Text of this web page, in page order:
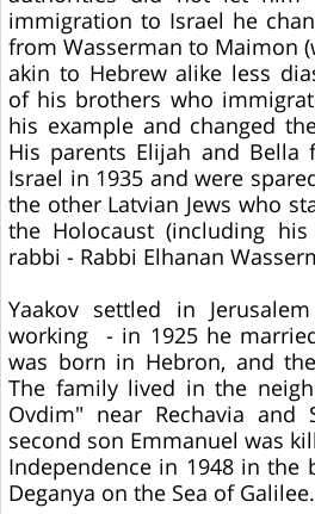
immigration to Israel he
from Wasserman to Maimon
akin to Hebrew alike less
of his brothers who
his example and changed
His parents Elijah and Bella
Israel in 1935 and were
the other Latvian Jews who
the Holocaust (including
rabbi - Rabbi Elhanan
Yaakov settled in
working - in 1925 he
was born in Hebron, and
The family lived in the
Ovdim" near Rechavia and
second son Emmanuel was
Independence in 1948 in the
Deganya on the Sea of Galilee.